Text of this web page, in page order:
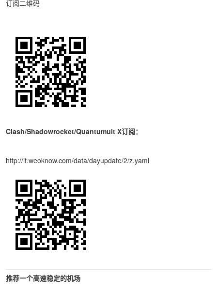
订阅二维码
Clash/Shadowrocket/Quantumult X订阅：
http://it.weoknow.com/data/dayupdate/2/z.yaml
推荐一个高速稳定的机场